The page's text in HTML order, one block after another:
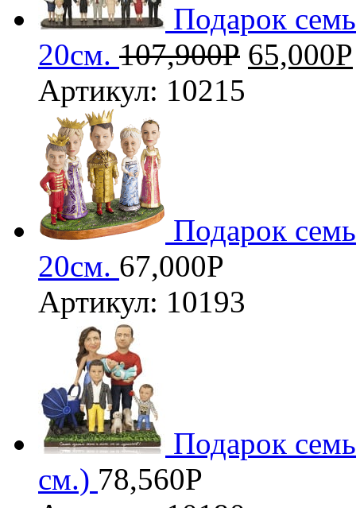
Подарок
20см. 107,900Р 65,000Р
Артикул: 10215
Подарок
20см. 67,000Р
Артикул: 10193
Подарок
см.) 78,560Р